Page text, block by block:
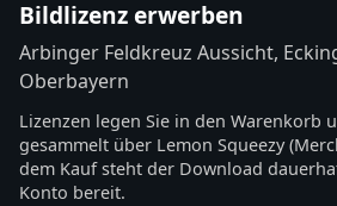
Bildlizenz erwerben
Arbinger Feldkreuz Aussicht,
Oberbayern
Lizenzen legen Sie in den Warenkorb
gesammelt über Lemon Squeezy
dem Kauf steht der Download
Konto bereit.